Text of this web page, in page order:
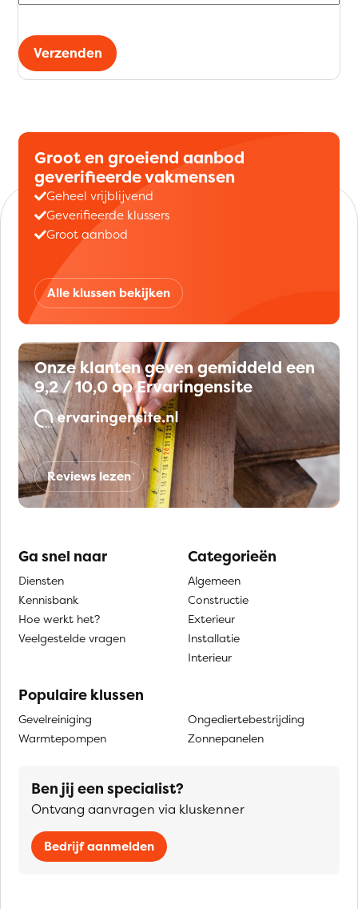
Verzenden
Groot en groeiend aanbod
geverifieerde vakmensen
Geheel vrijblijvend
Geverifieerde klussers
Groot aanbod
Alle klussen bekijken
Onze klanten geven gemiddeld een
9,2 / 10,0 op Ervaringensite
Reviews lezen
Ga snel naar
Diensten
Kennisbank
Hoe werkt het?
Veelgestelde vragen
Categorieën
Algemeen
Constructie
Exterieur
Installatie
Interieur
Populaire klussen
Gevelreiniging
Warmtepompen
Ongediertebestrijding
Zonnepanelen
Ben jij een specialist?
Ontvang aanvragen via kluskenner
Bedrijf aanmelden